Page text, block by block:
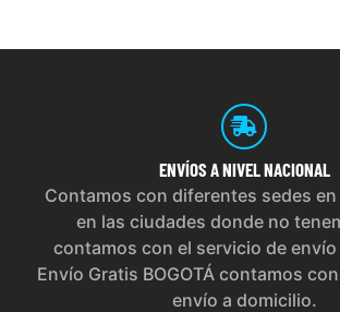
ENVÍOS A NIVEL NACIONAL
Contamos con diferentes sedes
en las ciudades donde no
contamos con el servicio de
Envío Gratis BOGOTÁ contamos
envío a domicilio.